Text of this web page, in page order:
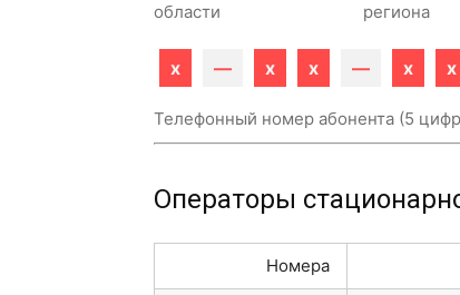
области
региона
x — x x — x x
Телефонный номер абонента (5
Операторы
Номера